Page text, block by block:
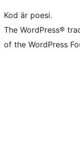
Kod är poesi.
The WordPress®
of the WordPress